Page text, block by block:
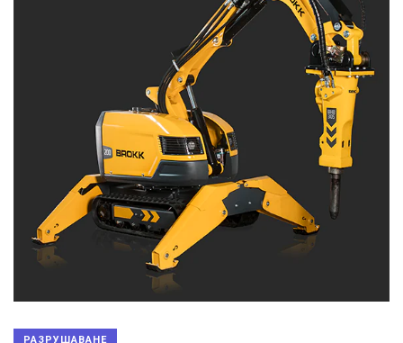
РАЗРУШАВАНЕ